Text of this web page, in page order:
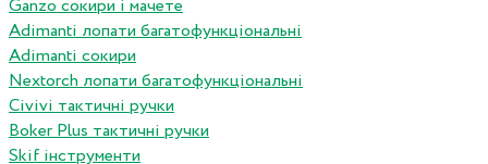
Ganzo сокири і мачете
Adimanti лопати багатофункціональні
Adimanti сокири
Nextorch лопати багатофункціональні
Сivivi тактичні ручки
Boker Plus тактичні ручки
Skif інструменти